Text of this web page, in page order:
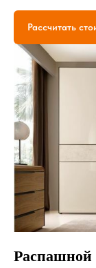
Рассчитать